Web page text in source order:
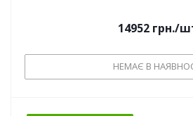
14952 грн./
НЕМАЄ В